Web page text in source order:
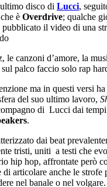
disco di Lucci,
è Overdrive; qualche
pubblicato il video di una
le canzoni d’amore, la
palco faccio solo rap
ma in questi versi
del suo ultimo lavoro,
di Lucci dai
.
dai beat
tristi, uniti a testi che
hip hop, affrontate però
di articolare anche le strofe
nel banale o nel